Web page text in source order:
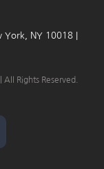
NY 10018 |
Rights Reserved.